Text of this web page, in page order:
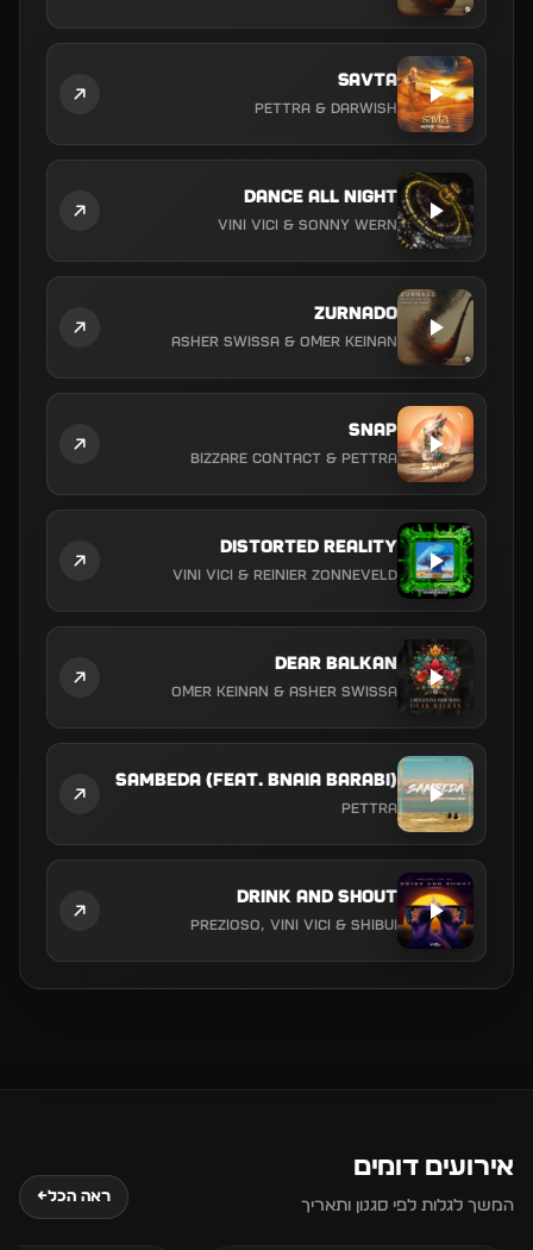
Savta
Pettra & Darwish
Dance All Night
Vini Vici & Sonny Wern
Zurnado
ASHER SWISSA & Omer Keinan
Snap
Bizzare Contact & Pettra
Distorted Reality
Vini Vici & Reinier Zonneveld
DEAR BALKAN
Omer Keinan & ASHER SWISSA
Sambeda (feat. Bnaia Barabi)
Pettra
Drink And Shout
Prezioso, Vini Vici & SHIBUI
אירועים דומים
המשך לגלות לפי סגנון ותאריך
ראה הכל←
אוגוסט